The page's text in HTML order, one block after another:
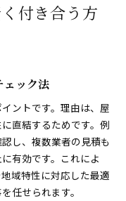
付き合う方
ェック法
ントです。理由は、屋
直結するためです。例
し、複数業者の見積も
有効です。これによ
域特性に対応した最適
任せられます。